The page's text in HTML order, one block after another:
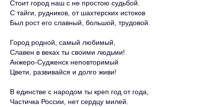
Стоит город наш с не простою судьбой.
С тайги, рудников, от шахтерских истоков
Был рост его славный, большой, трудовой.
Город родной, самый любимый,
Славен в веках ты своими людьми!
Анжеро-Судженск неповторимый
Цвети, развивайся и долго живи!
В единстве с народом ты креп год от года,
Частичка России, нет сердцу милей.